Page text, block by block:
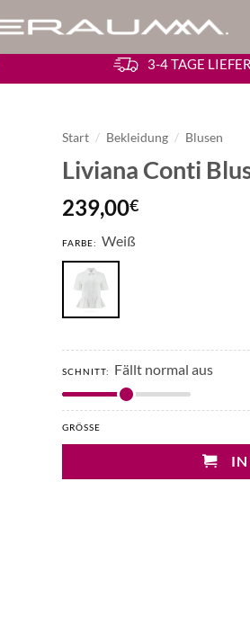
3-4 TAGE
Start / Bekleidung / Blusen
Liviana Conti
239,00€
FARBE: Weiß
SCHNITT: Fällt normal aus
GRÖSSE
IN